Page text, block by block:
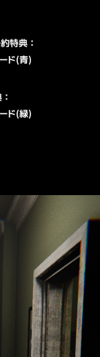
特典：
ド(青)
ド(緑)